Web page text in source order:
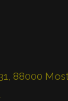
88000